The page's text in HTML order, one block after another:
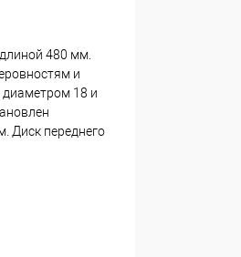
480 мм.
и
18 и
Диск переднего